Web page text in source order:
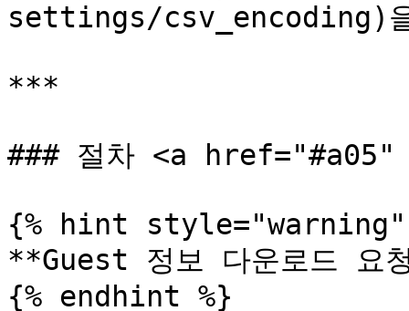
settings/csv_encoding)
***
### 절차 <a
{% hint style="warning"
**Guest 정보 다운로드 요
{% endhint %}